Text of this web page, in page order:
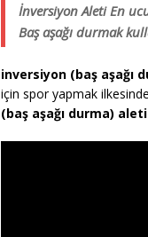
İnversiyon Aleti En
Baş aşağı durmak
inversiyon (baş aşağı
için spor yapmak
(baş aşağı durma)